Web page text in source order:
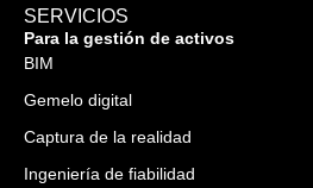
SERVICIOS
Para la gestión de activos
BIM
Gemelo digital
Captura de la realidad
Ingeniería de fiabilidad